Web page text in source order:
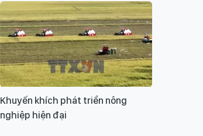
Khuyến khích phát triển nông
nghiệp hiện đại